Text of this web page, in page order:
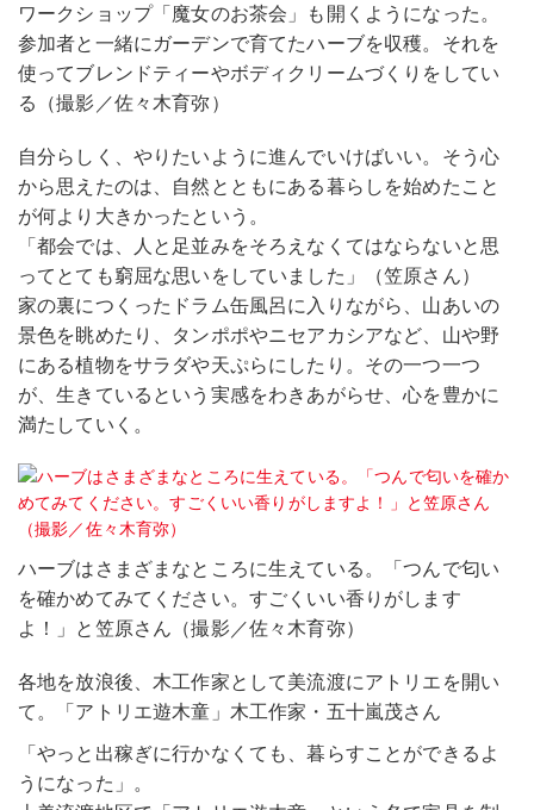
ワークショップ「魔女のお茶会」も開くようになった。
参加者と一緒にガーデンで育てたハーブを収穫。それを
使ってブレンドティーやボディクリームづくりをしてい
る（撮影／佐々木育弥）
自分らしく、やりたいように進んでいけばいい。そう心
から思えたのは、自然とともにある暮らしを始めたこと
が何より大きかったという。
「都会では、人と足並みをそろえなくてはならないと思
ってとても窮屈な思いをしていました」（笠原さん）
家の裏につくったドラム缶風呂に入りながら、山あいの
景色を眺めたり、タンポポやニセアカシアなど、山や野
にある植物をサラダや天ぷらにしたり。その一つ一つ
が、生きているという実感をわきあがらせ、心を豊かに
満たしていく。
ハーブはさまざまなところに生えている。「つんで匂い
を確かめてみてください。すごくいい香りがします
よ！」と笠原さん（撮影／佐々木育弥）
各地を放浪後、木工作家として美流渡にアトリエを開い
て。「アトリエ遊木童」木工作家・五十嵐茂さん
「やっと出稼ぎに行かなくても、暮らすことができるよ
うになった」。